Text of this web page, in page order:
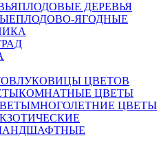
ПЛОДОВЫЕ ДЕРЕВЬЯ
ПЛОДОВО-ЯГОДНЫЕ
ЛУКОВИЦЫ ЦВЕТОВ
КОМНАТНЫЕ ЦВЕТЫ
МНОГОЛЕТНИЕ ЦВЕТЫ